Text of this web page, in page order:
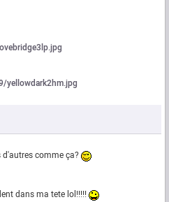
yellowdark2hm.jpg
d'autres comme ça?
dans ma tete lol!!!!!